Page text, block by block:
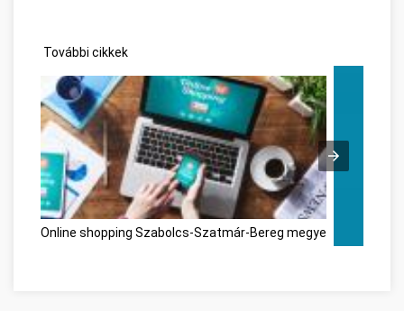
További cikkek
Online shopping Szabolcs-Szatmár-Bereg megye